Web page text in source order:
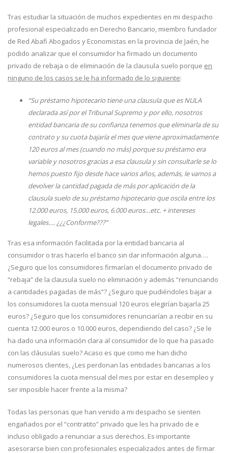
Tras estudiar la situación de muchos expedientes en mi despacho
profesional especializado en Derecho Bancario, miembro fundador
de Red Abafi Abogados y Economistas en la provincia de Jaén, he
podido analizar que el consumidor ha firmado un documento
privado de rebaja o de eliminación de la clausula suelo porque en
ninguno de los casos se le ha informado de lo siguiente:
“Su préstamo hipotecario tiene una clausula que es NULA
declarada así por el Tribunal Supremo y por ello, nosotros
entidad bancaria de su confianza tenemos que eliminarla de su
contrato y su cuota bajaría el mes que viene aproximadamente
120 euros al mes (cuando no más) porque su préstamo era
variable y nosotros gracias a esa clausula y sin consultarle se lo
hemos puesto fijo desde hace varios años, además, le vamos a
devolver la cantidad pagada de más por aplicación de la
clausula suelo de su préstamo hipotecario que oscila entre los
12.000 euros, 15.000 euros, 6.000 euros…etc. + intereses
legales…. ¿¿¿Conforme???”
Tras esa información facilitada por la entidad bancaria al
consumidor o tras hacerlo el banco sin dar información alguna….
¿Seguro que los consumidores firmarían el documento privado de
“rebaja” de la clausula suelo no eliminación y además “renunciando
a cantidades pagadas de más”? ¿Seguro que pudiéndoles bajar a
los consumidores la cuota mensual 120 euros elegirían bajarla 25
euros? ¿Seguro que los consumidores renunciarían a recibir en su
cuenta 12.000 euros o 10.000 euros, dependiendo del caso? ¿Se le
ha dado una información clara al consumidor de lo que ha pasado
con las cláusulas suelo? Acaso es que como me han dicho
numerosos clientes, ¿Les perdonan las entidades bancarias a los
consumidores la cuota mensual del mes por estar en desempleo y
ser imposible hacer frente a la misma?
Todas las personas que han venido a mi despacho se sienten
engañados por el “contratito” privado que les ha privado de e
incluso obligado a renunciar a sus derechos. Es importante
asesorarse bien con profesionales especializados antes de firmar